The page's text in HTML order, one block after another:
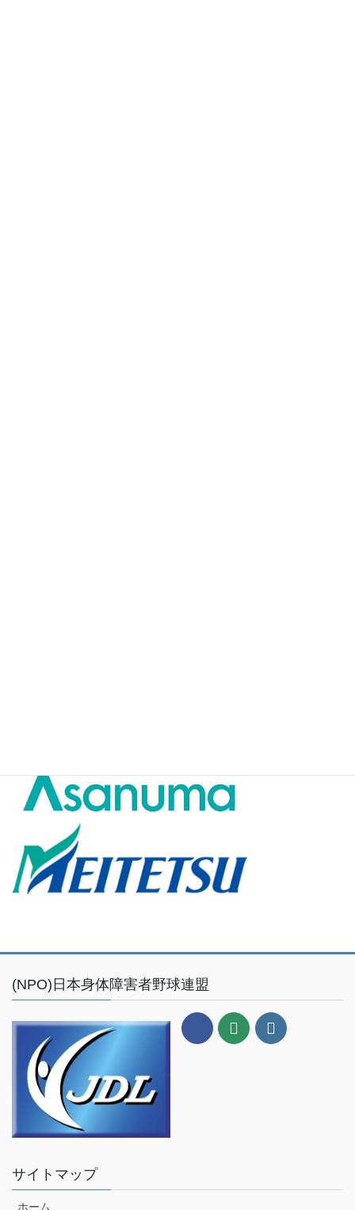
(NPO)日本身体障害者野球連盟
サイトマップ
ホーム